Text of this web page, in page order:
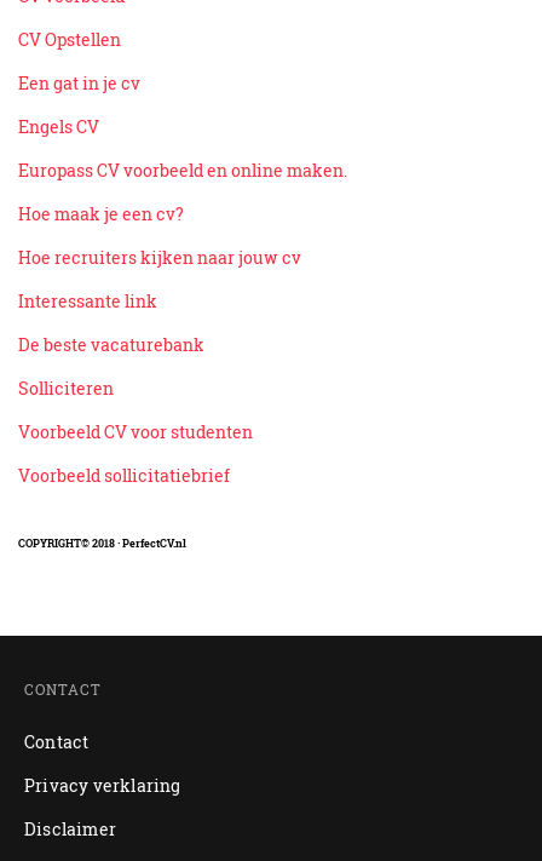
CV Opstellen
Een gat in je cv
Engels CV
Europass CV voorbeeld en online maken.
Hoe maak je een cv?
Hoe recruiters kijken naar jouw cv
Interessante link
De beste vacaturebank
Solliciteren
Voorbeeld CV voor studenten
Voorbeeld sollicitatiebrief
COPYRIGHT© 2018 · PerfectCV.nl
CONTACT
Contact
Privacy verklaring
Disclaimer